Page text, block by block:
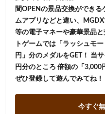
間OPENの景品交換ができ
ムアプリなどと違い、
等の電子マネーや豪華景品
トゲームでは「ラッシュモ
円」分のメダルをGET！ 当
円分のところ 倍額の「3,000
ぜひ登録して遊んでみてね！
今すぐ